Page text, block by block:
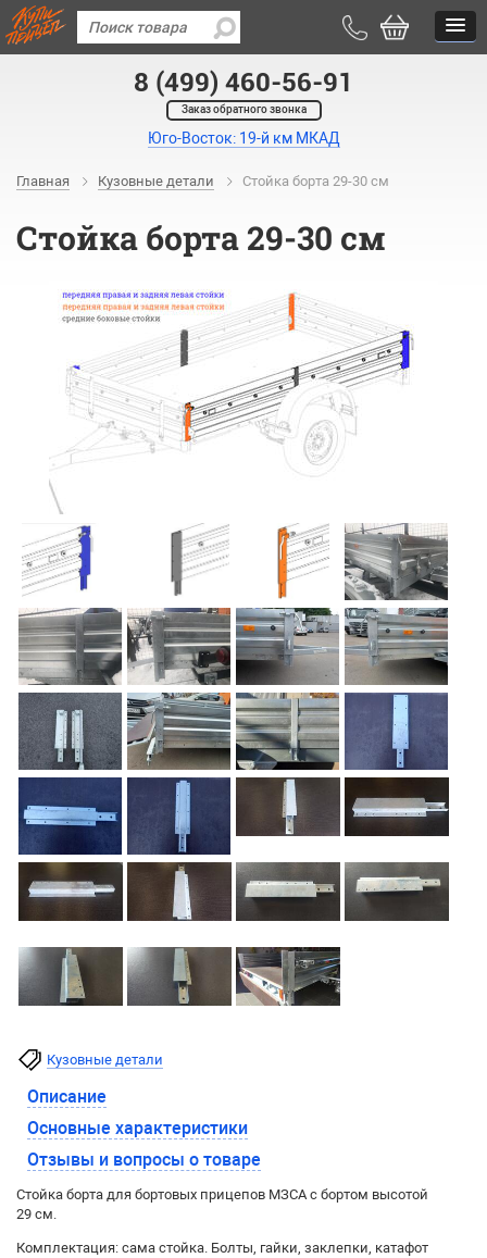
8 (499) 460-56-91
Заказ обратного звонка
Юго-Восток: 19-й км МКАД
Главная Кузовные детали Стойка борта 29-30 см
Стойка борта 29-30 см
Кузовные детали
Описание
Основные характеристики
Отзывы и вопросы о товаре
Стойка борта для бортовых прицепов МЗСА с бортом высотой
29 см.
Комплектация: сама стойка. Болты, гайки, заклепки, катафот